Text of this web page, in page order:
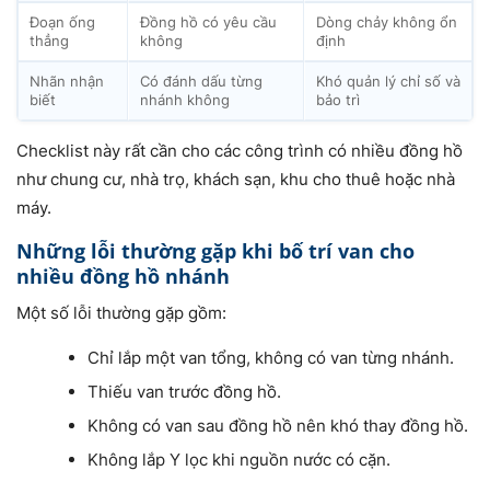
Đoạn ống
thẳng
Đồng hồ có yêu cầu
không
Dòng chảy không ổn
định
Nhãn nhận
biết
Có đánh dấu từng
nhánh không
Khó quản lý chỉ số và
bảo trì
Checklist này rất cần cho các công trình có nhiều đồng hồ
như chung cư, nhà trọ, khách sạn, khu cho thuê hoặc nhà
máy.
Những lỗi thường gặp khi bố trí van cho
nhiều đồng hồ nhánh
Một số lỗi thường gặp gồm:
Chỉ lắp một van tổng, không có van từng nhánh.
Thiếu van trước đồng hồ.
Không có van sau đồng hồ nên khó thay đồng hồ.
Không lắp Y lọc khi nguồn nước có cặn.